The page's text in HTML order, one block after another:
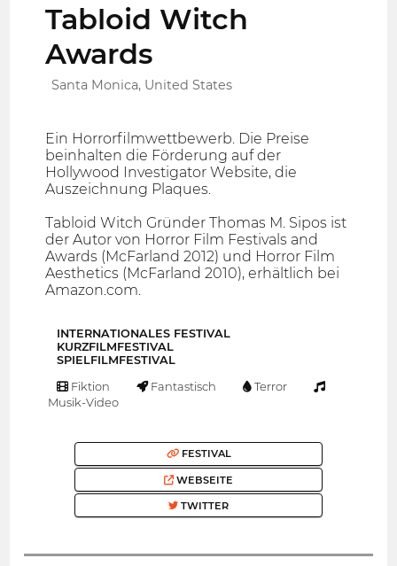
Tabloid Witch
Awards
Santa Monica, United States
Ein Horrorfilmwettbewerb. Die Preise
beinhalten die Förderung auf der
Hollywood Investigator Website, die
Auszeichnung Plaques.
Tabloid Witch Gründer Thomas M. Sipos ist
der Autor von Horror Film Festivals and
Awards (McFarland 2012) und Horror Film
Aesthetics (McFarland 2010), erhältlich bei
Amazon.com.
INTERNATIONALES FESTIVAL
KURZFILMFESTIVAL
SPIELFILMFESTIVAL
Fiktion Fantastisch
Terror
Musik-Video
FESTIVAL
WEBSEITE
TWITTER